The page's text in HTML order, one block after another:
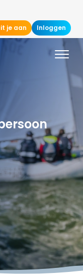
je aan Inloggen